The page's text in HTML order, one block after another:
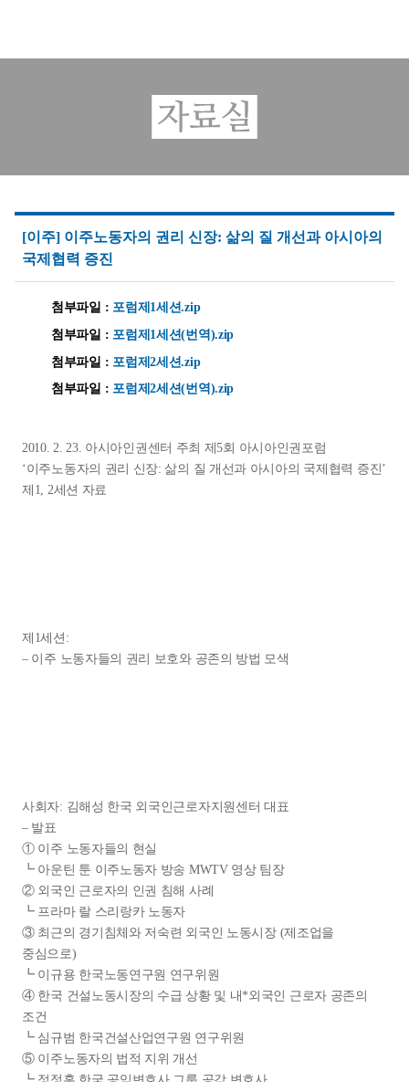
[이주] 이주노동자의 권리 신장: 삶의 질 개선과 아시아의
국제협력 증진
첨부파일 : 포럼제1세션.zip
첨부파일 : 포럼제1세션(번역).zip
첨부파일 : 포럼제2세션.zip
첨부파일 : 포럼제2세션(번역).zip
2010. 2. 23. 아시아인권센터 주최 제5회 아시아인권포럼
‘이주노동자의 권리 신장: 삶의 질 개선과 아시아의 국제협력 증진’
제1, 2세션 자료
제1세션:
– 이주 노동자들의 권리 보호와 공존의 방법 모색
사회자: 김해성 한국 외국인근로자지원센터 대표
– 발표
① 이주 노동자들의 현실
┗ 아운틴 툰 이주노동자 방송 MWTV 영상 팀장
② 외국인 근로자의 인권 침해 사례
┗ 프라마 랄 스리랑카 노동자
③ 최근의 경기침체와 저숙련 외국인 노동시장 (제조업을
중심으로)
┗ 이규용 한국노동연구원 연구위원
④ 한국 건설노동시장의 수급 상황 및 내*외국인 근로자 공존의
조건
┗ 심규범 한국건설산업연구원 연구위원
⑤ 이주노동자의 법적 지위 개선